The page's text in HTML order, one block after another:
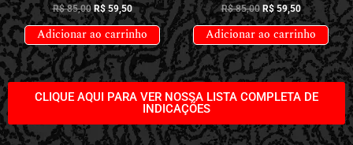
R$85,00 R$59,50
Adicionar ao carrinho
R$85,00 R$59,50
Adicionar ao carrinho
CLIQUE AQUI PARA VER NOSSA LISTA COMPLETA DE
INDICAÇÕES